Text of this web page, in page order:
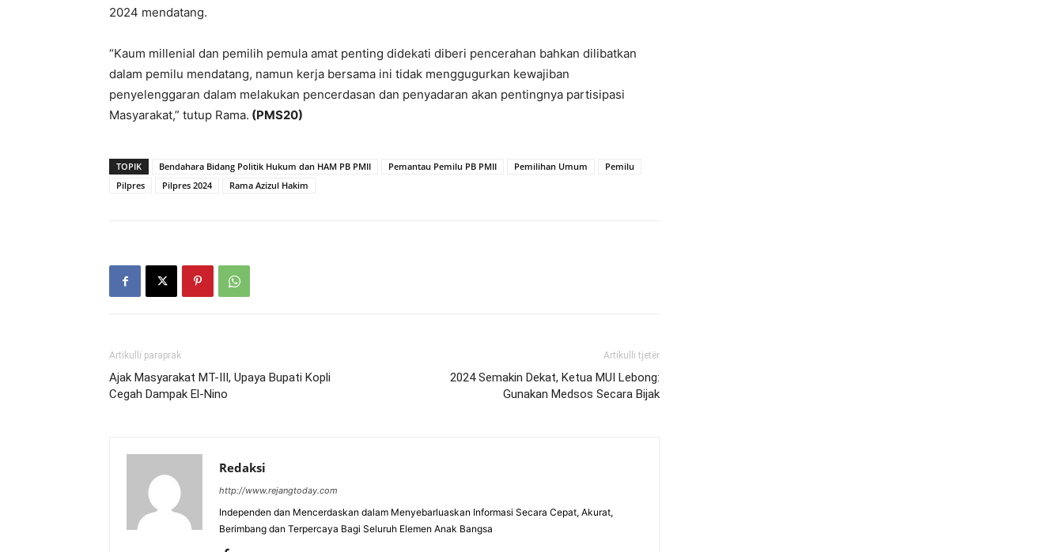
2024 mendatang.
“Kaum millenial dan pemilih pemula amat penting didekati diberi pencerahan bahkan dilibatkan
dalam pemilu mendatang, namun kerja bersama ini tidak menggugurkan kewajiban
penyelenggaran dalam melakukan pencerdasan dan penyadaran akan pentingnya partisipasi
Masyarakat,” tutup Rama. (PMS20)
TOPIK Bendahara Bidang Politik Hukum dan HAM PB PMII Pemantau Pemilu PB PMII Pemilihan Umum
Pemilu
Pilpres
Pilpres 2024 Rama Azizul Hakim
Artikulli paraprak
Ajak Masyarakat MT-III, Upaya Bupati Kopli
Cegah Dampak El-Nino
Artikulli tjetër
2024 Semakin Dekat, Ketua MUI Lebong:
Gunakan Medsos Secara Bijak
Redaksi
http://www.rejangtoday.com
Independen dan Mencerdaskan dalam Menyebarluaskan Informasi Secara Cepat, Akurat,
Berimbang dan Terpercaya Bagi Seluruh Elemen Anak Bangsa